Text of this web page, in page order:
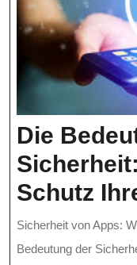
Die
Schutz
Sicherheit von Apps:
Bedeutung der